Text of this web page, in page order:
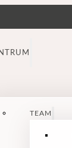
TEAM